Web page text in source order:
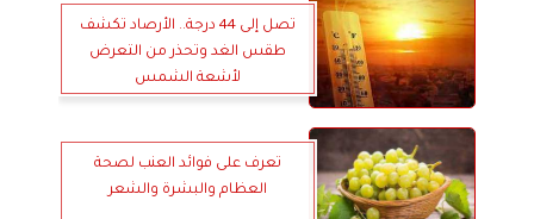
تصل إلى 44 درجة.. الأرصاد تكشف
طقس الغد وتحذر من التعرض
لأشعة الشمس
تعرف على فوائد العنب لصحة
العظام والبشرة والشعر